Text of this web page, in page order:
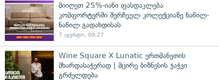
მიიღეთ 25%-იანი ფასდაკლება
კომფორტერში შერჩეულ კოლექციაზე ნაწილ-
ნაწილ გადახდისას
7 აგვისტო, 09:27
Wine Square X Lunatic ერთმანეთის
მხარდასაჭერად | მცირე ბიზნესის ჯაჭვი
გრძელდება